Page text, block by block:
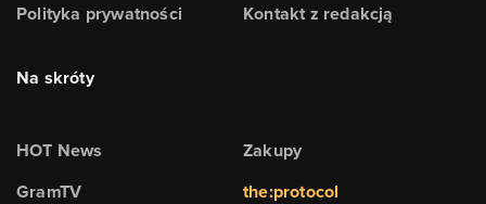
Polityka prywatności
Kontakt z redakcją
Na skróty
HOT News
GramTV
Zakupy
the:protocol